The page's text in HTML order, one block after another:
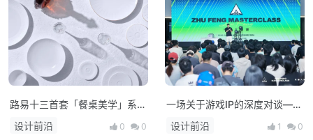
路易十三首套「餐桌美学」系列
正式揭晓
设计前沿 0 0
一场关于游戏IP的深度对谈——
朱峰大师课·次世代预研会在上
海举办
设计前沿 1 0